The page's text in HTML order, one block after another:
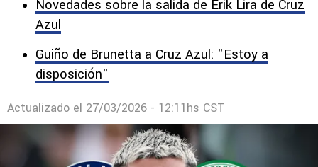
Novedades sobre la salida de Erik Lira de Cruz
Azul
Guiño de Brunetta a Cruz Azul: "Estoy a
disposición"
Actualizado el 27/03/2026 - 12:11hs CST